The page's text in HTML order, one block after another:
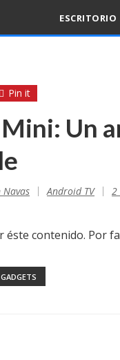
ESCRITORIO
Pin it
Un
Navas Android TV 2
éste contenido. Por
GADGETS